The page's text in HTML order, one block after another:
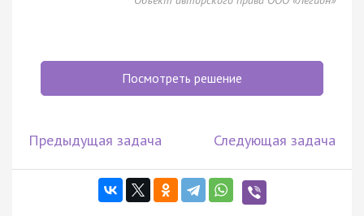
Посмотреть решение
Предыдущая задача Следующая задача